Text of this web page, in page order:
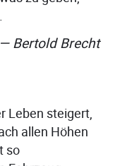
Bertold Brecht
Leben steigert,
allen Höhen
so